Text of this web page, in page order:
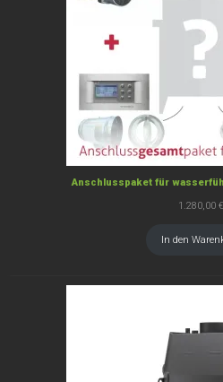
Anschlusspaket für
1.280,00 €
In den